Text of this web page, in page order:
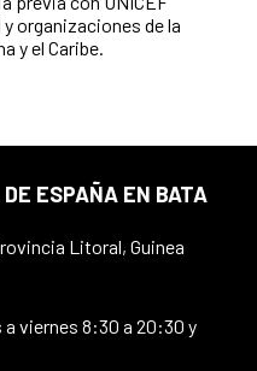
organizaciones de la
y el Caribe.
ESPAÑA EN BATA
Litoral, Guinea
a viernes 8:30 a 20:30 y